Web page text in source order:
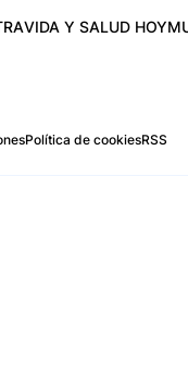
VIDA Y SALUD HOY
Política de cookiesRSS